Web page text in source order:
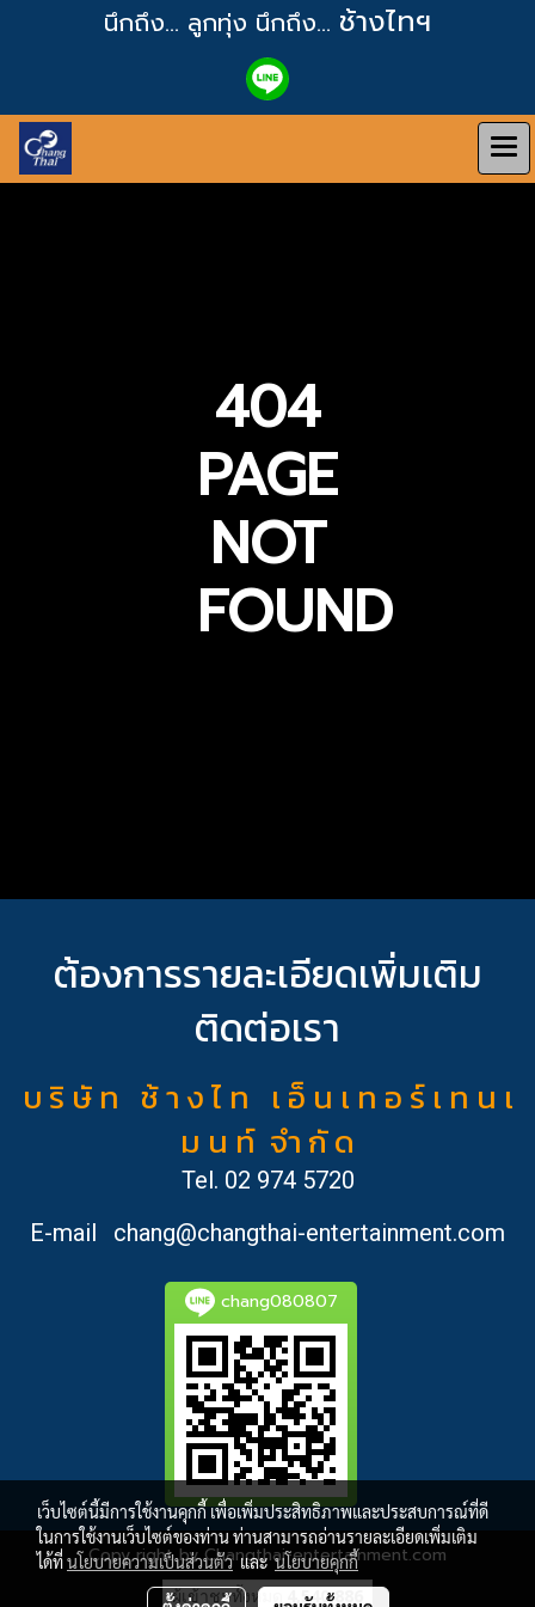
นึกถึง... ลูกทุ่ง นึกถึง... ช้างไทฯ
404
PAGE
NOT
FOUND
ต้องการรายละเอียดเพิ่มเติม
ติดต่อเรา
บ ริ ษั ท ช้ า ง ไ ท เ อ็ น เ ท อ ร์ เ ท น เ
ม น ท์ จำ กั ด
Tel. 02 974 5720
E-mail
chang@changthai-entertainment.com
chang080807
Copy right by Changthai-entertainment.com
ผู้เข้าชมทั้งหมด 4,540,886
เว็บไซต์นี้มีการใช้งานคุกกี้ เพื่อเพิ่มประสิทธิภาพและประสบการณ์ที่ดี
ในการใช้งานเว็บไซต์ของท่าน ท่านสามารถอ่านรายละเอียดเพิ่มเติม
ได้ที่นโยบายความเป็นส่วนตัวและนโยบายคุกกี้